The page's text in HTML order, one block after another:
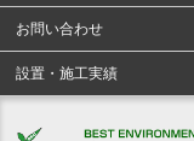
お問い合わせ
設置・施工実績